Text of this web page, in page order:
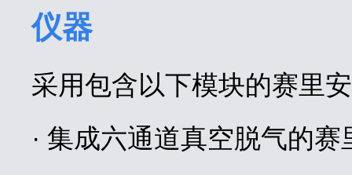
仪器
采用包含以下模块的赛里
· 集成六通道真空脱气的